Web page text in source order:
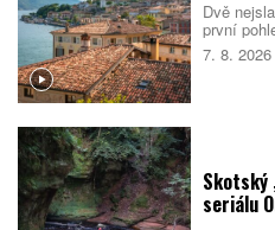
Dvě
první
na jiné
vilách a
7. 8. 2026
Skotský
seriálu